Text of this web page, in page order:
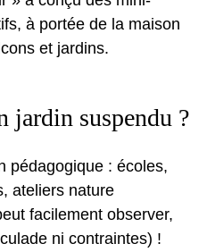
à portée de la maison
et jardins.
jardin suspendu ?
pédagogique : écoles,
ateliers nature
facilement observer,
ni contraintes) !